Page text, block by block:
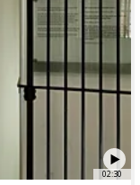
02:30